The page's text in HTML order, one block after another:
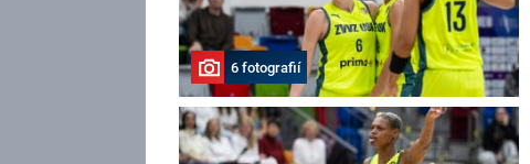
6 fotografií